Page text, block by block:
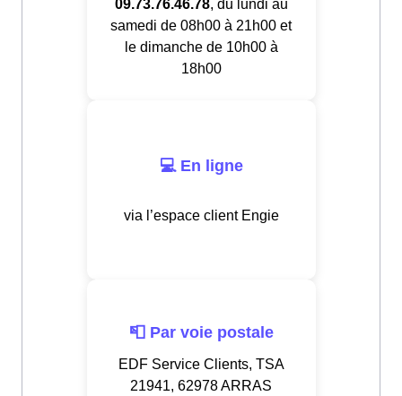
09.73.76.46.78, du lundi au
samedi de 08h00 à 21h00 et
le dimanche de 10h00 à
18h00
💻 En ligne
via l’espace client Engie
📮 Par voie postale
EDF Service Clients, TSA
21941, 62978 ARRAS